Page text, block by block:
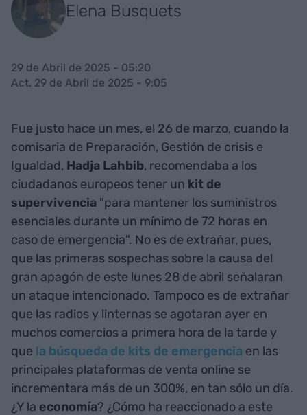
Elena Busquets
29 de Abril de 2025 - 05:20
Act. 29 de Abril de 2025 - 9:05
Fue justo hace un mes, el 26 de marzo, cuando la
comisaria de Preparación, Gestión de crisis e
Igualdad, Hadja Lahbib, recomendaba a los
ciudadanos europeos tener un kit de
supervivencia "para mantener los suministros
esenciales durante un mínimo de 72 horas en
caso de emergencia". No es de extrañar, pues,
que las primeras sospechas sobre la causa del
gran apagón de este lunes 28 de abril señalaran
un ataque intencionado. Tampoco es de extrañar
que las radios y linternas se agotaran ayer en
muchos comercios a primera hora de la tarde y
que la búsqueda de kits de emergencia en las
principales plataformas de venta online se
incrementara más de un 300%, en tan sólo un día.
¿Y la economía? ¿Cómo ha reaccionado a este